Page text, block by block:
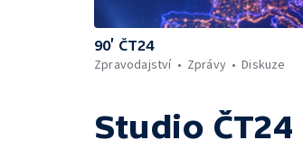
90’ ČT24
Zpravodajství
Zprávy Diskuze
Studio ČT24